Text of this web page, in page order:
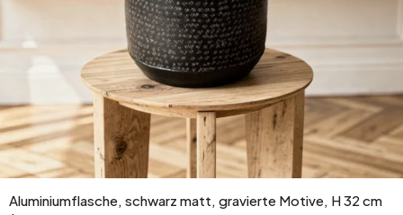
Aluminiumflasche, schwarz matt, gravierte Motive, H 32 cm